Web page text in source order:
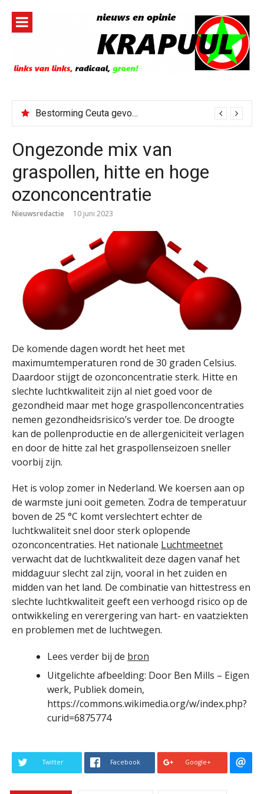
inhoud
Bestorming Ceuta gevolg van op sociale media verspreide hoax?
Ongezonde mix van
graspollen, hitte en hoge
ozonconcentratie
Nieuwsredactie 10 juni 2023
De komende dagen wordt het heet met
maximumtemperaturen rond de 30 graden Celsius.
Daardoor stijgt de ozonconcentratie sterk. Hitte en
slechte luchtkwaliteit zijn al niet goed voor de
gezondheid maar met hoge graspollenconcentraties
nemen gezondheidsrisico’s verder toe. De droogte
kan de pollenproductie en de allergeniciteit verlagen
en door de hitte zal het graspollenseizoen sneller
voorbij zijn.
Het is volop zomer in Nederland. We koersen aan op
de warmste juni ooit gemeten. Zodra de temperatuur
boven de 25 °C komt verslechtert echter de
luchtkwaliteit snel door sterk oplopende
ozonconcentraties. Het nationale Luchtmeetnet
verwacht dat de luchtkwaliteit deze dagen vanaf het
middaguur slecht zal zijn, vooral in het zuiden en
midden van het land. De combinatie van hittestress en
slechte luchtkwaliteit geeft een verhoogd risico op de
ontwikkeling en verergering van hart- en vaatziekten
en problemen met de luchtwegen.
Lees verder bij de bron
Uitgelichte afbeelding: Door Ben Mills – Eigen
werk, Publiek domein,
https://commons.wikimedia.org/w/index.php?
curid=6875774
Twitter Facebook Google+